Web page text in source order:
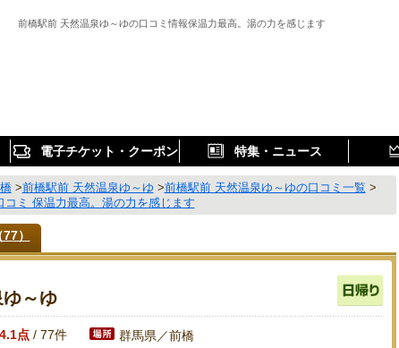
前橋駅前 天然温泉ゆ～ゆの口コミ情報保温力最高。湯の力を感じます
電子チケット・クーポン 特集・ニュース
>前橋駅前 天然温泉ゆ～ゆ >前橋駅前 天然温泉ゆ～ゆの口コミ一覧 >
ミ 保温力最高。湯の力を感じます
）
～ゆ
4.1点 / 77件 群馬県／前橋